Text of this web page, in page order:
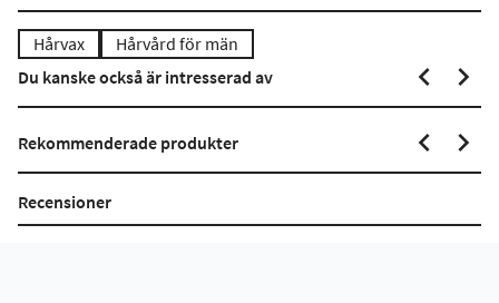
Hårvax
Hårvård för män
Du kanske också är intresserad av
Rekommenderade produkter
Recensioner